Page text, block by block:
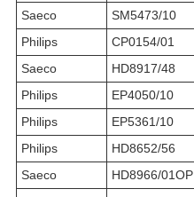
Saeco
SM5473/10
Philips
CP0154/01
Saeco
HD8917/48
Philips
EP4050/10
Philips
EP5361/10
Philips
HD8652/56
Saeco
HD8966/01OP